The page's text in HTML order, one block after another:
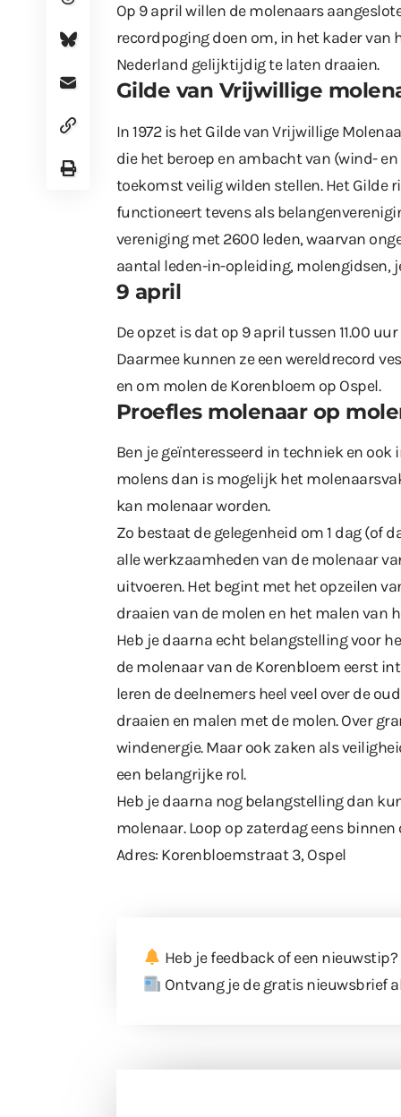
Op 9 april willen de molenaars
recordpoging doen om, in het kader van
Nederland gelijktijdig te laten draaien.
Gilde van Vrijwillige
In 1972 is het Gilde van Vrijwillige
die het beroep en ambacht van (wind-
toekomst veilig wilden stellen. Het Gilde
functioneert tevens als
vereniging met 2600 leden, waarvan
aantal leden-in-opleiding, molengidsen,
9 april
De opzet is dat op 9 april tussen 11.00
Daarmee kunnen ze een wereldrecord
en om molen de Korenbloem op Ospel.
Proefles molenaar op
Ben je geïnteresseerd in techniek en
molens dan is mogelijk het
kan molenaar worden.
Zo bestaat de gelegenheid om 1 dag (of
alle werkzaamheden van de molenaar
uitvoeren. Het begint met het opzeilen
draaien van de molen en het malen van
Heb je daarna echt belangstelling voor
de molenaar van de Korenbloem eerst
leren de deelnemers heel veel over de
draaien en malen met de molen. Over
windenergie. Maar ook zaken als
een belangrijke rol.
Heb je daarna nog belangstelling dan
molenaar. Loop op zaterdag eens
Adres: Korenbloemstraat 3, Ospel
Heb je feedback of een nieuwstip?
Ontvang je de gratis nieuwsbrief